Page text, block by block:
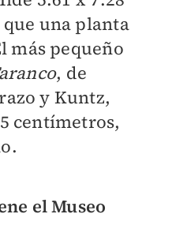
una planta
más pequeño
, de
y Kuntz,
centímetros,
el Museo